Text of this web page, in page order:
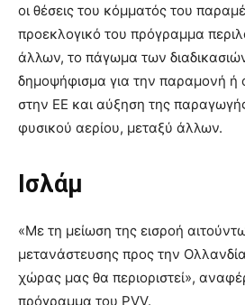
οι θέσεις του κόμματός του
προεκλογικό του πρόγραμμα
άλλων, το πάγωμα των
δημοψήφισμα για την παραμονή ή
στην ΕΕ και αύξηση της
φυσικού αερίου, μεταξύ άλλων.
Ισλάμ
«Με τη μείωση της εισροή
μετανάστευσης προς την
χώρας μας θα περιοριστεί»,
πρόγραμμα του PVV.